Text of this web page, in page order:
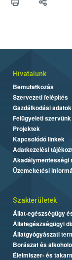
Hivatalunk
Bemutatkozás
Szervezeti felépítés
Gazdálkodási adatok
Felügyeleti szervünk
Projektek
Kapcsolódó linkek
Adatkezelési
Akadálymentességi
Üzemeltetési
Szakterületek
Állat-egészségügy
Állategészségügyi
Állatgyógyászati
Borászat és
Élelmiszer- és